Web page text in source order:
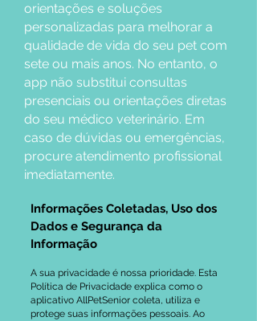
orientações e soluções
personalizadas para melhorar a
qualidade de vida do seu pet com
sete ou mais anos. No entanto, o
app não substitui consultas
presenciais ou orientações diretas
do seu médico veterinário. Em
caso de dúvidas ou emergências,
procure atendimento profissional
imediatamente.
Informações Coletadas, Uso dos
Dados e Segurança da
Informação
A sua privacidade é nossa prioridade. Esta
Política de Privacidade explica como o
aplicativo AllPetSenior coleta, utiliza e
protege suas informações pessoais. Ao